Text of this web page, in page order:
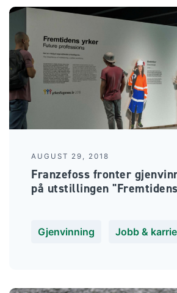
AUGUST 29, 2018
Franzefoss fronter
på utstillingen
Gjenvinning Jobb &